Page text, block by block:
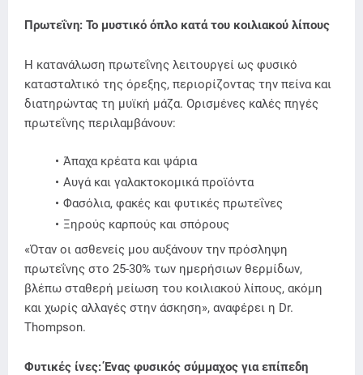
Πρωτεΐνη: Το μυστικό όπλο κατά του κοιλιακού λίπους
Η κατανάλωση πρωτεΐνης λειτουργεί ως φυσικό
κατασταλτικό της όρεξης, περιορίζοντας την πείνα και
διατηρώντας τη μυϊκή μάζα. Ορισμένες καλές πηγές
πρωτεΐνης περιλαμβάνουν:
Άπαχα κρέατα και ψάρια
Αυγά και γαλακτοκομικά προϊόντα
Φασόλια, φακές και φυτικές πρωτεΐνες
Ξηρούς καρπούς και σπόρους
«Όταν οι ασθενείς μου αυξάνουν την πρόσληψη
πρωτεΐνης στο 25-30% των ημερήσιων θερμίδων,
βλέπω σταθερή μείωση του κοιλιακού λίπους, ακόμη
και χωρίς αλλαγές στην άσκηση», αναφέρει η Dr.
Thompson.
Φυτικές ίνες: Ένας φυσικός σύμμαχος για επίπεδη